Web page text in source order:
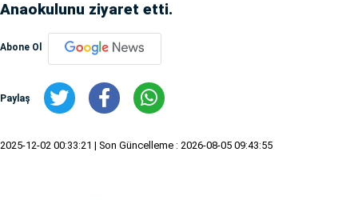
Anaokulunu ziyaret etti.
Abone Ol
Paylaş
2025-12-02 00:33:21 | Son Güncelleme : 2026-08-05 09:43:55